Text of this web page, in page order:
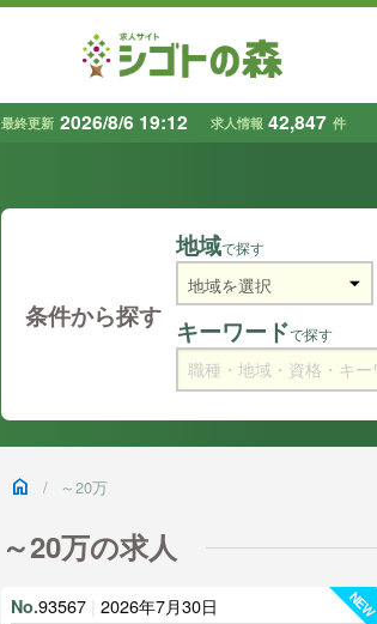
最終更新 2026/8/6 19:12 求人情報 42,847 件
条件から探す
地域で探す
キーワードで探す
home / ～20万
～20万の求人
No.93567 2026年7月30日 NEW